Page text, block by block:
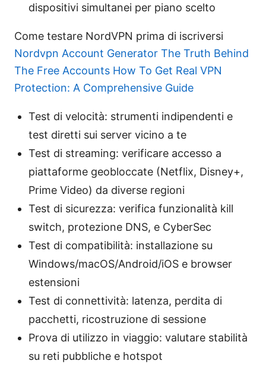
dispositivi simultanei per piano scelto
Come testare NordVPN prima di iscriversi
Nordvpn Account Generator The Truth Behind
The Free Accounts How To Get Real VPN
Protection: A Comprehensive Guide
Test di velocità: strumenti indipendenti e
test diretti sui server vicino a te
Test di streaming: verificare accesso a
piattaforme geobloccate (Netflix, Disney+,
Prime Video) da diverse regioni
Test di sicurezza: verifica funzionalità kill
switch, protezione DNS, e CyberSec
Test di compatibilità: installazione su
Windows/macOS/Android/iOS e browser
estensioni
Test di connettività: latenza, perdita di
pacchetti, ricostruzione di sessione
Prova di utilizzo in viaggio: valutare stabilità
su reti pubbliche e hotspot